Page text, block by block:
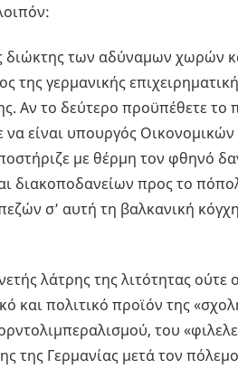
διώκτης των αδύναμων χωρών
γερμανικής
Αν το δεύτερο προϋπέθετε το
να είναι υπουργός
με θέρμη τον φθηνό
διακοποδανείων προς το
σ’ αυτή τη βαλκανική
λάτρης της λιτότητας
και πολιτικό προϊόν της
του
της Γερμανίας μετά τον